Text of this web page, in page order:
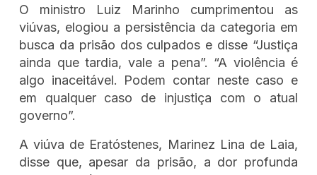
O ministro Luiz Marinho cumprimentou as
viúvas, elogiou a persistência da categoria em
busca da prisão dos culpados e disse “Justiça
ainda que tardia, vale a pena”. “A violência é
algo inaceitável. Podem contar neste caso e
em qualquer caso de injustiça com o atual
governo”.
A viúva de Eratóstenes, Marinez Lina de Laia,
disse que, apesar da prisão, a dor profunda